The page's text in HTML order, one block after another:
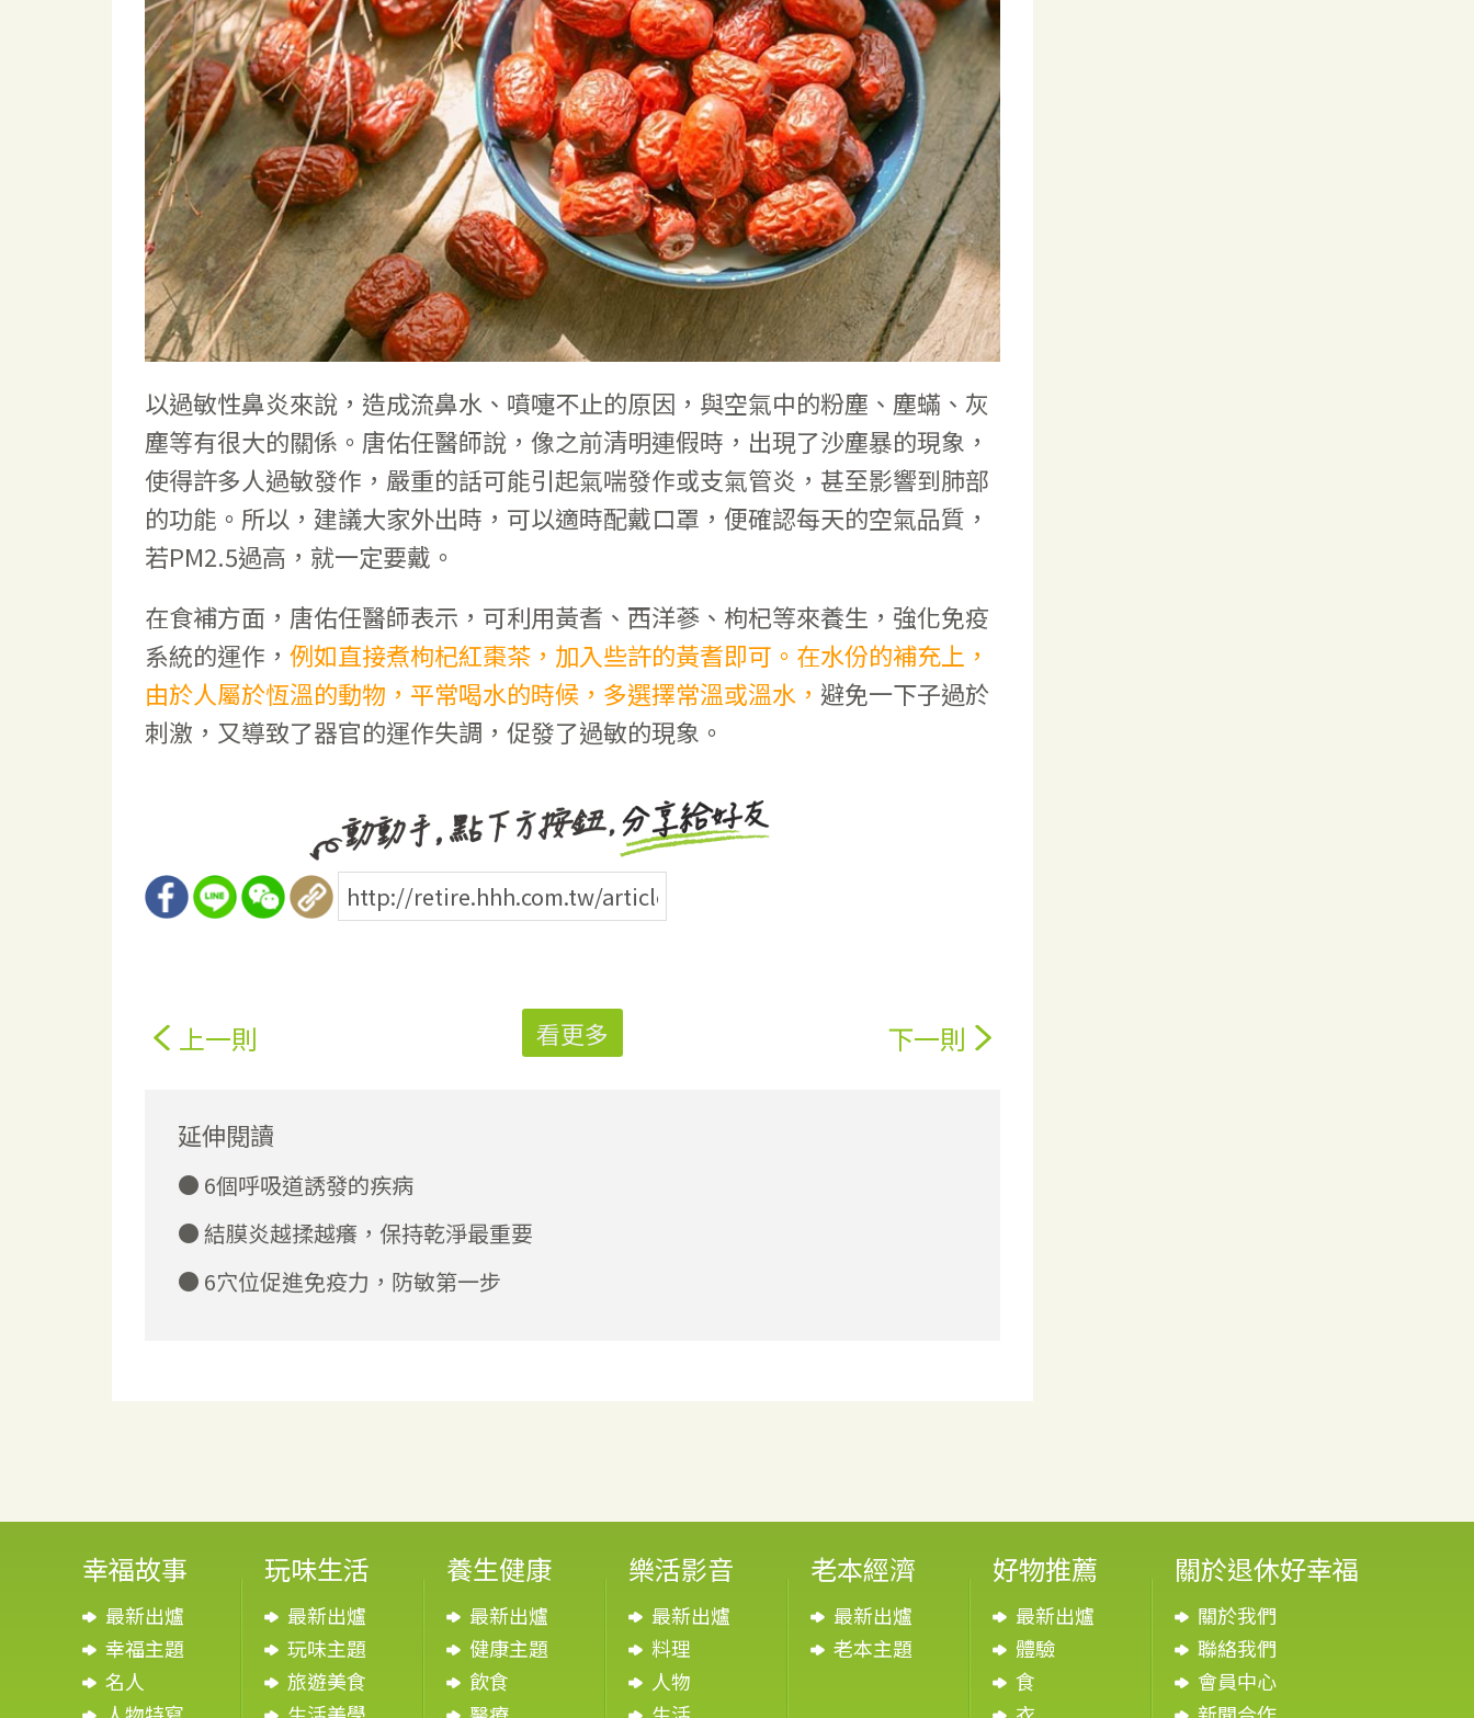
以過敏性鼻炎來說，造成流鼻水、噴嚏不止的原因，與空氣中的粉塵、塵蟎、灰
塵等有很大的關係。唐佑任醫師說，像之前清明連假時，出現了沙塵暴的現象，
使得許多人過敏發作，嚴重的話可能引起氣喘發作或支氣管炎，甚至影響到肺部
的功能。所以，建議大家外出時，可以適時配戴口罩，便確認每天的空氣品質，
若PM2.5過高，就一定要戴。
在食補方面，唐佑任醫師表示，可利用黃耆、西洋蔘、枸杞等來養生，強化免疫
系統的運作， 例如直接煮枸杞紅棗茶，加入些許的黃耆即可。在水份的補充上，
由於人屬於恆溫的動物，平常喝水的時候，多選擇常溫或溫水， 避免一下子過於
刺激，又導致了器官的運作失調，促發了過敏的現象。
上一則 看更多 下一則
延伸閱讀
6個呼吸道誘發的疾病
結膜炎越揉越癢，保持乾淨最重要
6穴位促進免疫力，防敏第一步
幸福故事
最新出爐
幸福主題
名人
玩味生活
最新出爐
玩味主題
旅遊美食
養生健康
最新出爐
健康主題
飲食
樂活影音
最新出爐
料理
人物
老本經濟
最新出爐
老本主題
好物推薦
最新出爐
體驗
食
關於退休好幸福
關於我們
聯絡我們
會員中心